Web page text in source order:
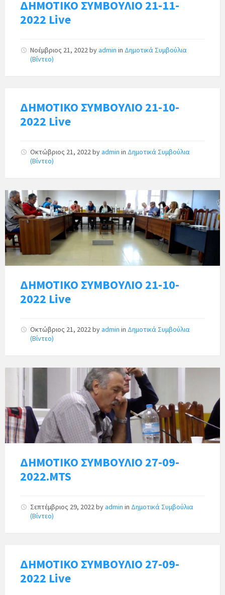
ΔΗΜΟΤΙΚΟ ΣΥΜΒΟΥΛΙΟ 21-11-
2022 Live
Νοέμβριος 21, 2022byadmin in Δημοτικά Συμβούλια
(Βίντεο)
ΔΗΜΟΤΙΚΟ ΣΥΜΒΟΥΛΙΟ 21-10-
2022 Live
Οκτώβριος 21, 2022byadmin in Δημοτικά Συμβούλια
(Βίντεο)
ΔΗΜΟΤΙΚΟ ΣΥΜΒΟΥΛΙΟ 21-10-
2022 Live
Οκτώβριος 21, 2022byadmin in Δημοτικά Συμβούλια
(Βίντεο)
ΔΗΜΟΤΙΚΟ ΣΥΜΒΟΥΛΙΟ 27-09-
2022.MTS
Σεπτέμβριος 29, 2022byadmin in Δημοτικά Συμβούλια
(Βίντεο)
ΔΗΜΟΤΙΚΟ ΣΥΜΒΟΥΛΙΟ 27-09-
2022 Live